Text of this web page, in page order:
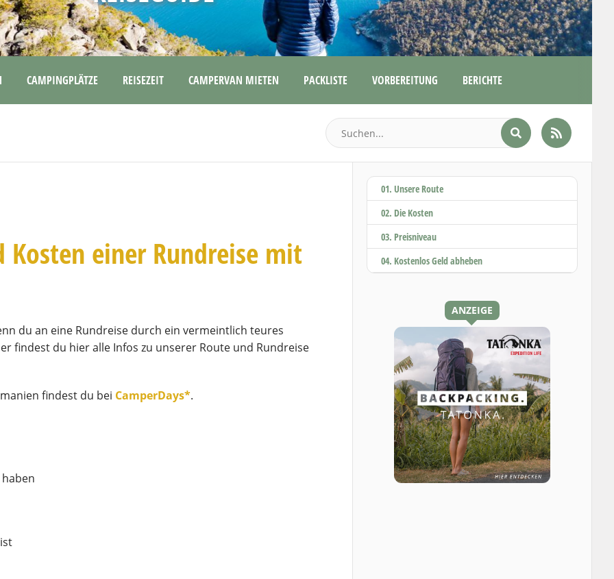
CAMPINGPLÄTZE REISEZEIT CAMPERVAN MIETEN PACKLISTE VORBEREITUNG BERICHTE
Kosten einer Rundreise mit
du an eine Rundreise durch ein vermeintlich teures
findest du hier alle Infos zu unserer Route und Rundreise
findest du bei CamperDays*.
01. Unsere Route
02. Die Kosten
03. Preisniveau
04. Kostenlos Geld abheben
ANZEIGE